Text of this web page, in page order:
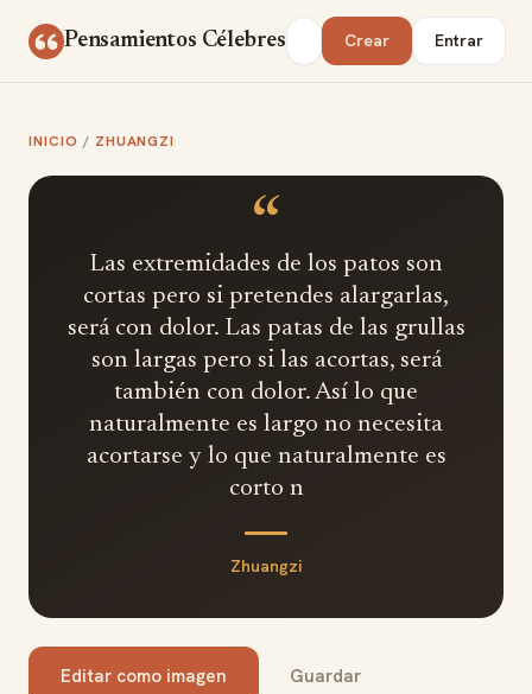
Pensamientos Célebres Buscar Crear Entrar
INICIO / ZHUANGZI
“
Las extremidades de los patos son
cortas pero si pretendes alargarlas,
será con dolor. Las patas de las grullas
son largas pero si las acortas, será
también con dolor. Así lo que
naturalmente es largo no necesita
acortarse y lo que naturalmente es
corto n
Zhuangzi
Editar como imagen Guardar